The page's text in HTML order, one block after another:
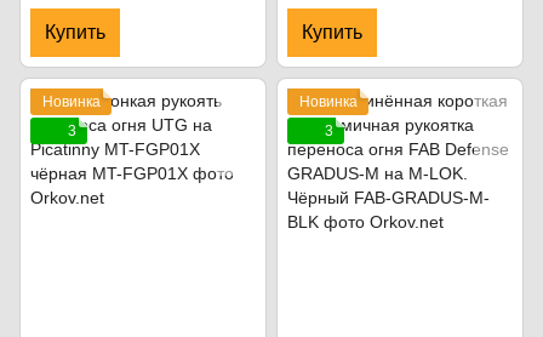
Купить Купить
Новинка
3
Новинка
3